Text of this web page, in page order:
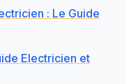
: Le Guide
Electricien et